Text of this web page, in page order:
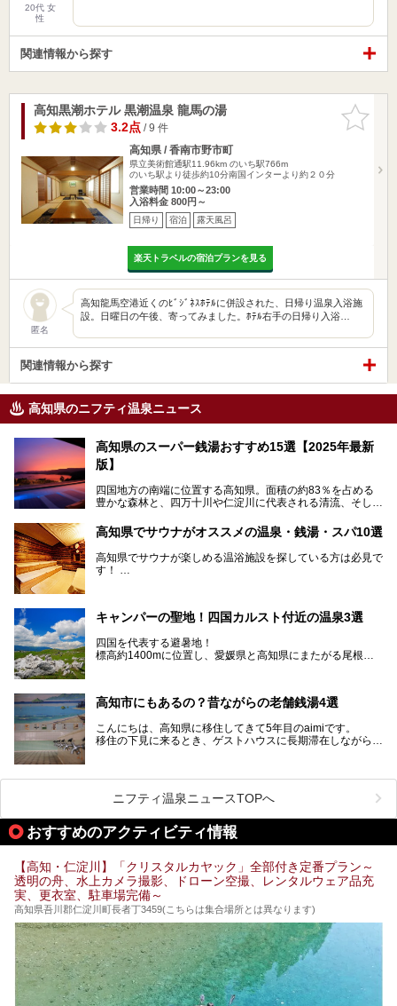
20代 女
性
関連情報から探す
お気に入
りに追加
高知黒潮ホテル 黒潮温泉 龍馬の湯
3.2点/ 9 件
高知県 / 香南市野市町
県立美術館通駅11.96km のいち駅766m
のいち駅より徒歩約10分南国インターより約２０分
営業時間 10:00～23:00
入浴料金 800円～
日帰り 宿泊 露天風呂
楽天トラベルの宿泊プランを見る
匿名
高知龍馬空港近くのﾋﾞｼﾞﾈｽﾎﾃﾙに併設された、日帰り温泉入浴施
設。日曜日の午後、寄ってみました。ﾎﾃﾙ右手の日帰り入浴…
関連情報から探す
高知県のニフティ温泉ニュース
高知県のスーパー銭湯おすすめ15選【2025年最新
版】
四国地方の南端に位置する高知県。面積の約83％を占める
豊かな森林と、四万十川や仁淀川に代表される清流、そして
魅力がぎゅっと詰まった県です。
高知県はまた、カツオのたたきをはじめとする海産物や清流
で育つ川魚、大皿にごちそうがどっさり盛られた皿鉢料理、
柚子などの柑橘類、地酒といったグルメが充実していること
でも知られます。ここでは、温泉とあわせて自然の景観やグ
高知県でサウナがオススメの温泉・銭湯・スパ10選
高知県でサウナが楽しめる温浴施設を探している方は必見で
す！
ぜひこれを読んで高知のサウナ探しの参考してくださいね！
キャンパーの聖地！四国カルスト付近の温泉3選
四国を代表する避暑地！
標高約1400mに位置し、愛媛県と高知県にまたがる尾根沿
が見れる場所。
帰り温泉（お風呂）がありません。
中でもライターおすすめの３つの温泉をご紹介します。
などが問題なければ、温泉に入ってから向かうことをオスス
メします。
なぜなら最寄り温泉でも車で４０分、山を降りていかねばな
りませんからね…！！
もしくは、翌日キャンプ帰りに立ち寄るのもおすすめです。
それでは見ていきましょう。
高知市にもあるの？昔ながらの老舗銭湯4選
こんにちは、高知県に移住してきて5年目のaimiです。
移住の下見に来るとき、ゲストハウスに長期滞在しながら観
高知市というと、高知県の人口の半分が集まっているにぎや
かなイメージがある方も多いかと思いますが、昔ながらの老
舗銭湯がけっこうな数あるのですよ。
規模は小さいながら、元気に営業中なので観光がてら訪問し
てみてはいかがでしょう？
Kですよ♪
それではチェックしてきましょう♪
ニフティ温泉ニュースTOPへ
おすすめのアクティビティ情報
【高知・仁淀川】「クリスタルカヤック」全部付き定番プラン～
透明の舟、水上カメラ撮影、ドローン空撮、レンタルウェア品充
実、更衣室、駐車場完備～
高知県吾川郡仁淀川町長者丁3459(こちらは集合場所とは異なります)